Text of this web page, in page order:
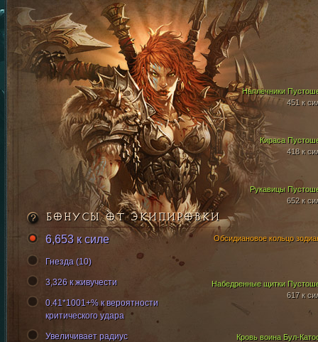
Кираса
418 к
Рукавицы
652 к
Наплечники
451 к
Набедренные щитки
617 к
Кровь воина Бул-
Обсидиановое кольцо
БОНУСЫ ОТ ЭКИПИРОВКИ
6,653 к силе
Гнезда (10)
3,326 к живучести
0.41*1001+% к вероятности
критического удара
Увеличивает радиус